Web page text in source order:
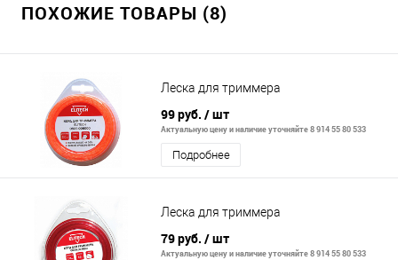
ПОХОЖИЕ ТОВАРЫ (8)
Леска для триммера
99 руб. / шт
Актуальную цену и наличие уточняйте 8 914 55 80 533
Подробнее
Леска для триммера
79 руб. / шт
Актуальную цену и наличие уточняйте 8 914 55 80 533